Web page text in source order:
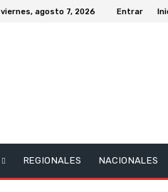
viernes, agosto 7, 2026 Entrar
REGIONALES NACIONALES